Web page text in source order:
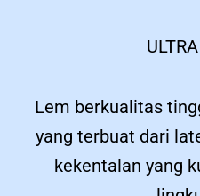
Lem berkualitas
yang terbuat dari
kekentalan yang